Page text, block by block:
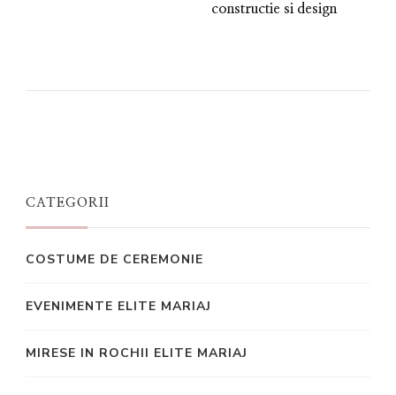
constructie si design
CATEGORII
COSTUME DE CEREMONIE
EVENIMENTE ELITE MARIAJ
MIRESE IN ROCHII ELITE MARIAJ